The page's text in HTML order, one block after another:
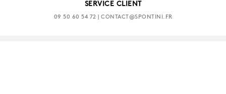
SERVICE CLIENT
09 50 60 54 72 | CONTACT@SPONTINI.FR